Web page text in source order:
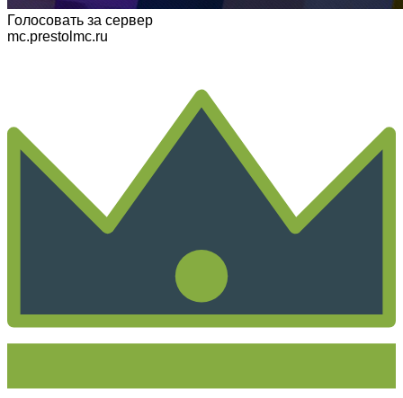
Голосовать за сервер
mc.prestolmc.ru